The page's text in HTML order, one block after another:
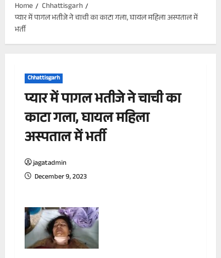
Home
Chhattisgarh
प्यार में पागल भतीजे ने चाची का काटा गला, घायल महिला अस्पताल में
भर्ती
Chhattisgarh
प्यार में पागल भतीजे ने चाची का
काटा गला, घायल महिला
अस्पताल में भर्ती
jagatadmin
December 9, 2023